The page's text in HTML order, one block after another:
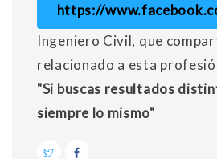
https://
Ingeniero Civil, que
relacionado a esta
"Si buscas resultados
siempre lo mismo"